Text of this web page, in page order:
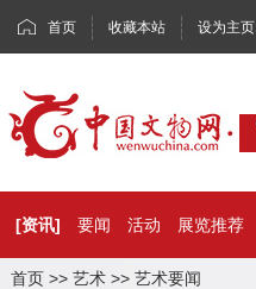
首页 收藏本站 设为主页
[资讯] 要闻 活动 展览推荐
首页 >> 艺术 >> 艺术要闻